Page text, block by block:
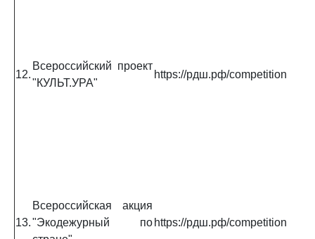
12.
Всероссийский проект
"КУЛЬТ.УРА"
https://рдш.рф/competition
13.
Всероссийская акция
"Экодежурный по https://рдш.рф/competition